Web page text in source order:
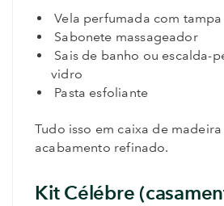
Vela perfumada com
Sabonete massageador
Sais de banho ou escalda-
vidro
Pasta esfoliante
Tudo isso em caixa de
acabamento refinado.
Kit Célébre